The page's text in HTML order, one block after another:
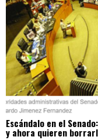
Escándalo en el
y ahora quieren